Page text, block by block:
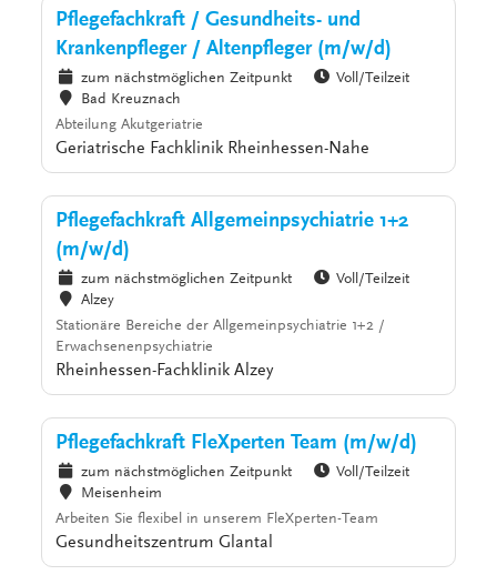
Pflegefachkraft / Gesundheits- und
Krankenpfleger / Altenpfleger (m/w/d)
zum nächstmöglichen Zeitpunkt
Voll/Teilzeit
Bad Kreuznach
Abteilung Akutgeriatrie
Geriatrische Fachklinik Rheinhessen-Nahe
Pflegefachkraft Allgemeinpsychiatrie 1+2
(m/w/d)
zum nächstmöglichen Zeitpunkt
Voll/Teilzeit
Alzey
Stationäre Bereiche der Allgemeinpsychiatrie 1+2 /
Erwachsenenpsychiatrie
Rheinhessen-Fachklinik Alzey
Pflegefachkraft FleXperten Team (m/w/d)
zum nächstmöglichen Zeitpunkt
Voll/Teilzeit
Meisenheim
Arbeiten Sie flexibel in unserem FleXperten-Team
Gesundheitszentrum Glantal